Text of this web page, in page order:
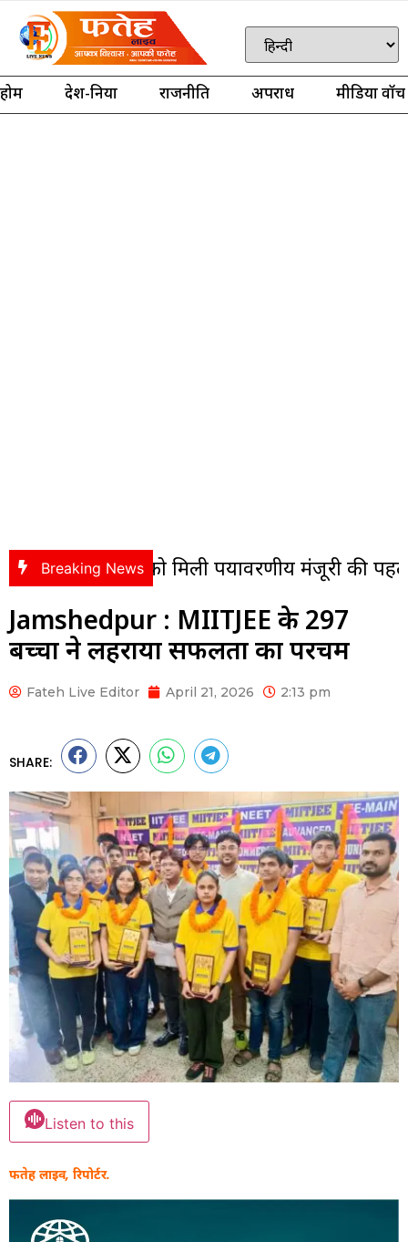
होम देश-दुनिया राजनीति अपराध मीडिया वॉच
Breaking News
को मिली पर्यावरणीय मंजूरी की पहली हरी झंडी
Jamshedpur : MIITJEE के 297
बच्चों ने लहराया सफलता का परचम
Fateh Live Editor April 21, 2026 2:13 pm
SHARE:
Listen to this
फतेह लाइव, रिपोर्टर.